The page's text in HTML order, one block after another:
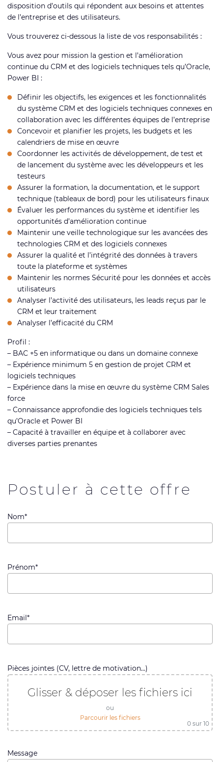
disposition d’outils qui répondent aux besoins et attentes
de l’entreprise et des utilisateurs.
Vous trouverez ci-dessous la liste de vos responsabilités :
Vous avez pour mission la gestion et l’amélioration
continue du CRM et des logiciels techniques tels qu’Oracle,
Power BI :
Définir les objectifs, les exigences et les fonctionnalités
du système CRM et des logiciels techniques connexes en
collaboration avec les différentes équipes de l’entreprise
Concevoir et planifier les projets, les budgets et les
calendriers de mise en œuvre
Coordonner les activités de développement, de test et
de lancement du système avec les développeurs et les
testeurs
Assurer la formation, la documentation, et le support
technique (tableaux de bord) pour les utilisateurs finaux
Évaluer les performances du système et identifier les
opportunités d’amélioration continue
Maintenir une veille technologique sur les avancées des
technologies CRM et des logiciels connexes
Assurer la qualité et l’intégrité des données à travers
toute la plateforme et systèmes
Maintenir les normes Sécurité pour les données et accès
utilisateurs
Analyser l’activité des utilisateurs, les leads reçus par le
CRM et leur traitement
Analyser l’efficacité du CRM
Profil :
– BAC +5 en informatique ou dans un domaine connexe
– Expérience minimum 5 en gestion de projet CRM et
logiciels techniques
– Expérience dans la mise en œuvre du système CRM Sales
force
– Connaissance approfondie des logiciels techniques tels
qu’Oracle et Power BI
– Capacité à travailler en équipe et à collaborer avec
diverses parties prenantes
Postuler à cette offre
Nom*
Prénom*
Email*
Pièces jointes (CV, lettre de motivation...)
Glisser & déposer les fichiers ici
ou
Parcourir les fichiers
0 sur 10
Message